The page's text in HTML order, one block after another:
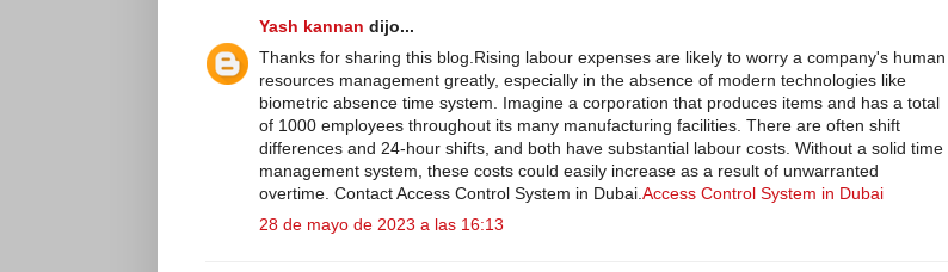
Yash kannan dijo...
Thanks for sharing this blog.Rising labour expenses are likely to worry a company's human
resources management greatly, especially in the absence of modern technologies like
biometric absence time system. Imagine a corporation that produces items and has a total
of 1000 employees throughout its many manufacturing facilities. There are often shift
differences and 24-hour shifts, and both have substantial labour costs. Without a solid time
management system, these costs could easily increase as a result of unwarranted
overtime. Contact Access Control System in Dubai.Access Control System in Dubai
28 de mayo de 2023 a las 16:13